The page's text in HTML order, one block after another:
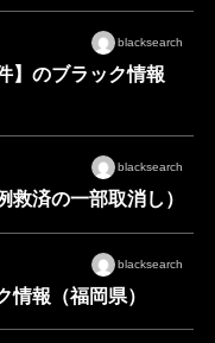
blacksearch
】のブラック情報
blacksearch
救済の一部取消し）
blacksearch
情報（福岡県）